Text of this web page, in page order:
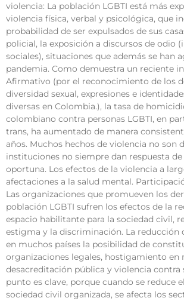
violencia: La población LGBTI está más
violencia física, verbal y psicológica, que
probabilidad de ser expulsados de sus
policial, la exposición a discursos de odio
sociales), situaciones que además se han
pandemia. Como demuestra un reciente
Afirmativo (por el reconocimiento de los
diversidad sexual, expresiones e
diversas en Colombia.), la tasa de
colombiano contra personas LGBTI, en
trans, ha aumentado de manera
años. Muchos hechos de violencia no son
instituciones no siempre dan respuesta
oportuna. Los efectos de la violencia a
afectaciones a la salud mental.
Las organizaciones que promueven los
población LGBTI sufren los efectos de la
espacio habilitante para la sociedad civil,
estigma y la discriminación. La reducción
en muchos países la posibilidad de
organizaciones legales, hostigamiento en
desacreditación pública y violencia contra
punto es clave, porque cuando se reduce
sociedad civil organizada, se afecta los